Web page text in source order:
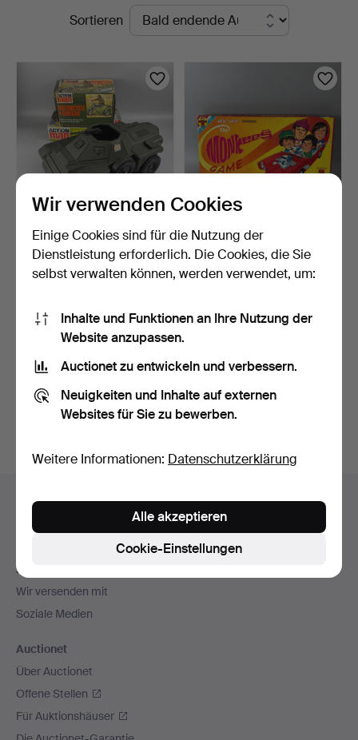
Auctions
LaufendeSortieren
ACTION MAN
SAMMLERSTÜCKE.
2 Tage
TRANSOGRAM MONKEES
BRETTSPIEL.
2 Tage
Suche speichern
Archiv
suchen.
Navigation
Hilfe und Kontakt
Kontakt mit dem Support aufnehmen
Zahlungsweisen
Wir versenden mit
Soziale Medien
Auctionet
Über Auctionet
Offene Stellen
Für Auktionshäuser
Wir verwenden Cookies
Einige Cookies sind für die Nutzung der
Dienstleistung erforderlich. Die Cookies, die Sie
selbst verwalten können, werden verwendet, um:
Inhalte und Funktionen an Ihre Nutzung der
Website anzupassen.
Auctionet zu entwickeln und verbessern.
Neuigkeiten und Inhalte auf externen
Websites für Sie zu bewerben.
Weitere Informationen: Datenschutzerklärung
Cookie-Einstellungen
Alle akzeptieren